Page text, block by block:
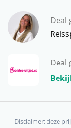
Deal
Deal
door is een
Disclaimer: deze